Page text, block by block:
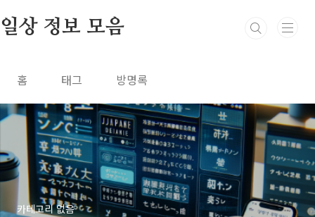
일상 정보 모음
홈 태그 방명록
카테고리 없음